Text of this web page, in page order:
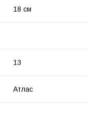
18 см
13
Атлас